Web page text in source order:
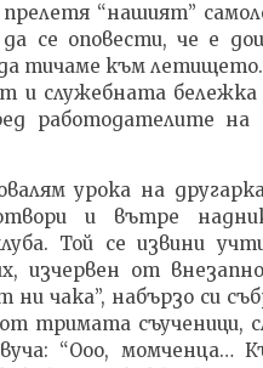
“нашият”
се оповести, че е
тичаме към
и служебната
работодателите на
урока на
и вътре
Той се извини
изчервен от
чака”, набързо си
тримата съученици,
“Ооо, момченца…